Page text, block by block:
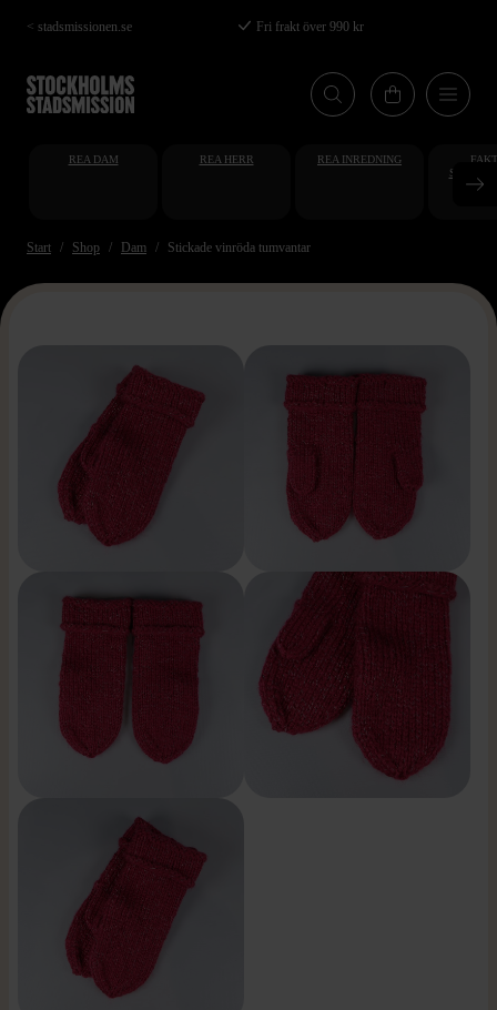
Hoppa
till
huvudinnehåll
< stadsmissionen.se Fri frakt över 990 kr
REA DAM REA HERR REA INREDNING
Start Shop Dam Stickade vinröda tumvantar